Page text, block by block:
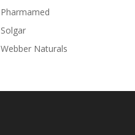
Pharmamed
Solgar
Webber Naturals